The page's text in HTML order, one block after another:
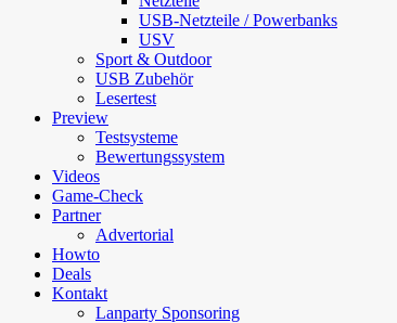
USB-Netzteile / Powerbanks
USV
Sport & Outdoor
USB Zubehör
Lesertest
Preview
Testsysteme
Bewertungssystem
Videos
Game-Check
Partner
Advertorial
Howto
Deals
Kontakt
Lanparty Sponsoring